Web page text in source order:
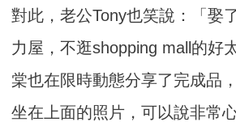
對此，老公Tony也笑說：「娶
力屋，不逛shopping mall的好
棠也在限時動態分享了完成品
坐在上面的照片，可以說非常